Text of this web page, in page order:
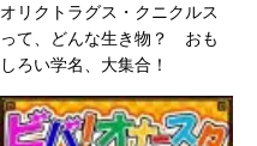
オリクトラグス・クニクルス
って、どんな生き物？ おも
しろい学名、大集合！